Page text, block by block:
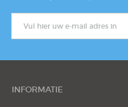
INFORMATIE